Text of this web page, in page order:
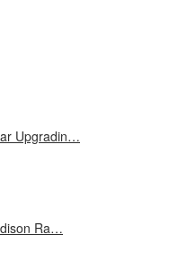
Upgradin…
Ra…